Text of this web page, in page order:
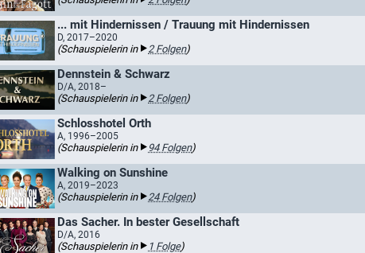
... mit Hindernissen / Trauung mit Hindernissen
D, 2017–2020
(Schauspielerin in 2 Folgen)
Dennstein & Schwarz
D/A, 2018–
(Schauspielerin in 2 Folgen)
Schlosshotel Orth
A, 1996–2005
(Schauspielerin in 94 Folgen)
Walking on Sunshine
A, 2019–2023
(Schauspielerin in 24 Folgen)
Das Sacher. In bester Gesellschaft
D/A, 2016
(Schauspielerin in 1 Folge)